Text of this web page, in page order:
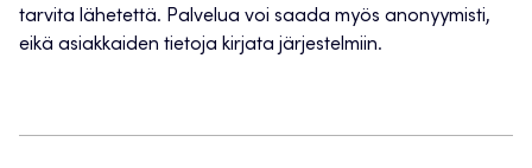
tarvita lähetettä. Palvelua voi saada myös anonyymisti,
eikä asiakkaiden tietoja kirjata järjestelmiin.